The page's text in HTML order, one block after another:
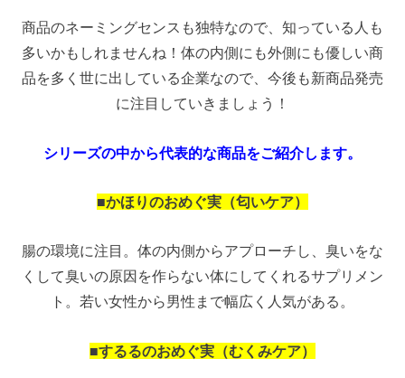
商品のネーミングセンスも独特なので、知っている人も
多いかもしれませんね！体の内側にも外側にも優しい商
品を多く世に出している企業なので、今後も新商品発売
に注目していきましょう！
シリーズの中から代表的な商品をご紹介します。
■かほりのおめぐ実（匂いケア）
腸の環境に注目。体の内側からアプローチし、臭いをな
くして臭いの原因を作らない体にしてくれるサプリメン
ト。若い女性から男性まで幅広く人気がある。
■するるのおめぐ実（むくみケア）